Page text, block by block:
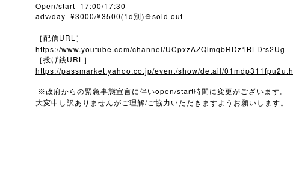
Open/start 17:00/17:30
adv/day ¥3000/¥3500(1d 別)※sold out
［配信URL ］
https://www.youtube.com/channel/UCpxzAZQlmqbRDz1BLDts2Ug
［投げ銭URL ］
https://passmarket.yahoo.co.jp/event/show/detail/
※政府からの緊急事態宣言に伴いopen/start時間に変更がございます。
大変申し訳ありませんがご理解/ご協力いただきますようお願いします。